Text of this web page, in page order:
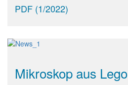
PDF (1/2022)
Mikroskop aus Lego